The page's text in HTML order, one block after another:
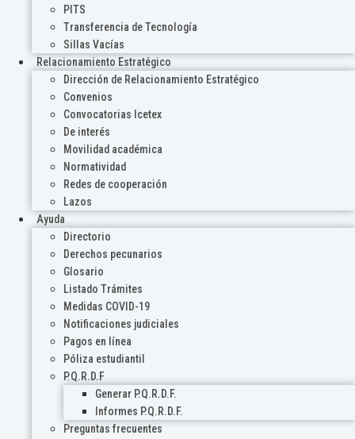
PITS
Transferencia de Tecnología
Sillas Vacías
Relacionamiento Estratégico
Dirección de Relacionamiento Estratégico
Convenios
Convocatorias Icetex
De interés
Movilidad académica
Normatividad
Redes de cooperación
Lazos
Ayuda
Directorio
Derechos pecunarios
Glosario
Listado Trámites
Medidas COVID-19
Notificaciones judiciales
Pagos en línea
Póliza estudiantil
P.Q.R.D.F
Generar P.Q.R.D.F.
Informes P.Q.R.D.F.
Preguntas frecuentes